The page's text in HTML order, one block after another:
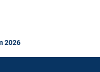
2026